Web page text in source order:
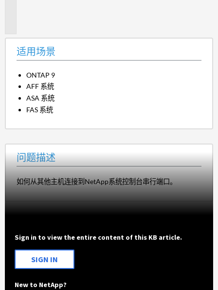
适用场景
ONTAP 9
AFF 系统
ASA 系统
FAS 系统
问题描述
如何从其他主机连接到NetApp系统控制台串行端口。
Sign in to view the entire content of this KB article.
SIGN IN
New to NetApp?